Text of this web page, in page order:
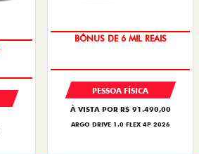
TAXA ZERO
PESSOA FÍSICA
À VISTA POR R$ 91.490,00
ARGO DRIVE 1.0 FLEX 4P 2026